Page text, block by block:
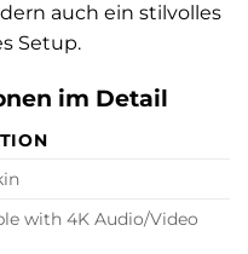
auch ein stilvolles
Setup.
im Detail
with 4K Audio/Video